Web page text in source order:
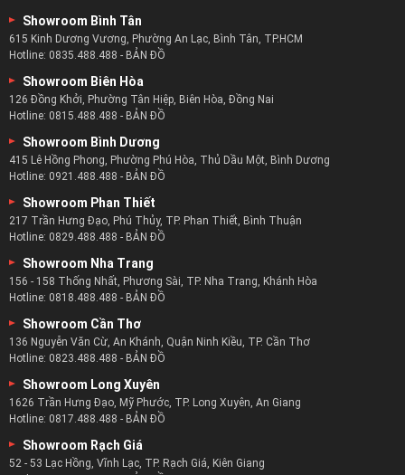
Showroom Bình Tân
615 Kinh Dương Vương, Phường An Lạc, Bình Tân, TP.HCM
Hotline: 0835.488.488 - BẢN ĐỒ
Showroom Biên Hòa
126 Đồng Khởi, Phường Tân Hiệp, Biên Hòa, Đồng Nai
Hotline: 0815.488.488 - BẢN ĐỒ
Showroom Bình Dương
415 Lê Hồng Phong, Phường Phú Hòa, Thủ Dầu Một, Bình Dương
Hotline: 0921.488.488 - BẢN ĐỒ
Showroom Phan Thiết
217 Trần Hưng Đạo, Phú Thủy, TP. Phan Thiết, Bình Thuận
Hotline: 0829.488.488 - BẢN ĐỒ
Showroom Nha Trang
156 - 158 Thống Nhất, Phương Sài, TP. Nha Trang, Khánh Hòa
Hotline: 0818.488.488 - BẢN ĐỒ
Showroom Cần Thơ
136 Nguyễn Văn Cừ, An Khánh, Quận Ninh Kiều, TP. Cần Thơ
Hotline: 0823.488.488 - BẢN ĐỒ
Showroom Long Xuyên
1626 Trần Hưng Đạo, Mỹ Phước, TP. Long Xuyên, An Giang
Hotline: 0817.488.488 - BẢN ĐỒ
Showroom Rạch Giá
52 - 53 Lạc Hồng, Vĩnh Lạc, TP. Rạch Giá, Kiên Giang